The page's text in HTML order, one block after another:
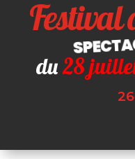
Festival
du28